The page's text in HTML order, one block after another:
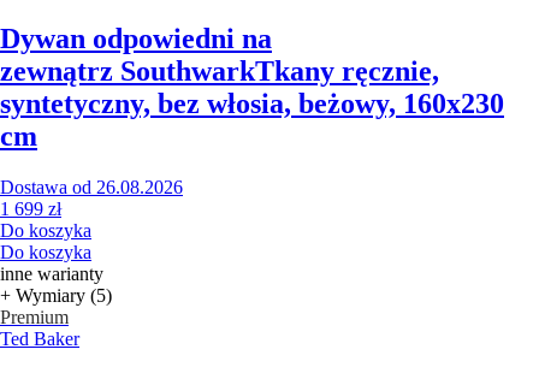
Dywan odpowiedni na
zewnątrz SouthwarkTkany ręcznie,
syntetyczny, bez włosia, beżowy, 160x230
cm
Dostawa od 26.08.2026
1 699 zł
Do koszyka
Do koszyka
inne warianty
+ Wymiary (5)
Premium
Ted Baker